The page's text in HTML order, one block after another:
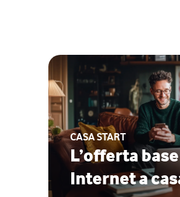
CASA START
L’offerta
Internet a